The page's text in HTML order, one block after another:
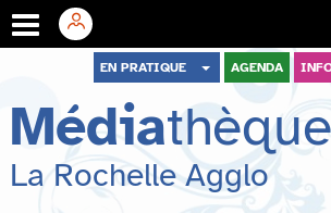
menu
contenu
recherche
EN PRATIQUE AGENDA
Média
La Rochelle Agglo